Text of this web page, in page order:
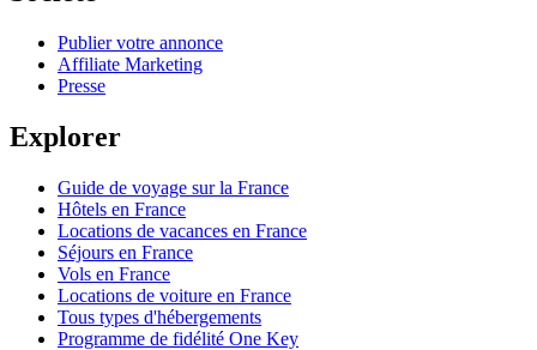
Publier votre annonce
Affiliate Marketing
Presse
Explorer
Guide de voyage sur la France
Hôtels en France
Locations de vacances en France
Séjours en France
Vols en France
Locations de voiture en France
Tous types d'hébergements
Programme de fidélité One Key